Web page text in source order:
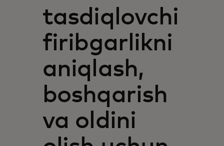
Yangiliklar va trendlar
tasdiqlovchi
firibgarlikni
aniqlash,
boshqarish
va oldini